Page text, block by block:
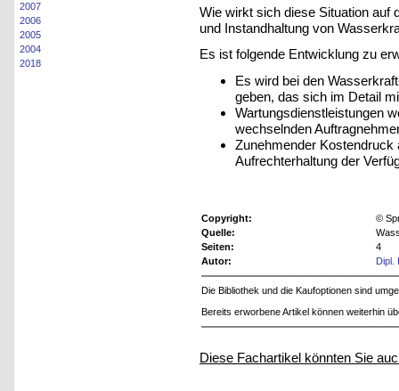
2007
2006
2005
2004
2018
Wie wirkt sich diese Situation auf
und Instandhaltung von
Es ist folgende Entwicklung zu
Es wird bei den
geben, das sich im Detail
Wartungsdienstleistungen
wechselnden
Zunehmender Kostendruck
Aufrechterhaltung der
Copyright:
©
Quelle:
Seiten:
4
Autor:
Dipl.
Die Bibliothek und die Kaufoptionen sind
Bereits erworbene Artikel können weiterhin
Diese Fachartikel könnten Sie